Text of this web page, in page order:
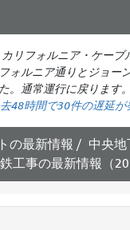
ン
コ
ン
テ
ン
ツ
に
移
リフォルニア・ケーブ
ォルニア通りとジョー
。通常運行に戻ります
去48時間で30件の遅延が
の最新情報
中央地
工事の最新情報（